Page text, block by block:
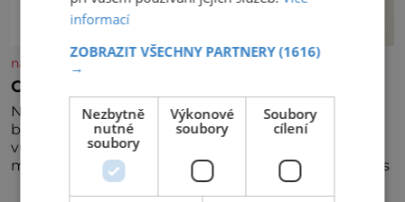
nasehvezdy.cz
Osamělá herečka Syslová všechno vzdala?
Nedávno se povídalo, že má Dana Syslová (80)
blízkého přítele, který je jí oporou. Ale je to ještě
vůbec pravda? V posledních dnech čím dál častěji
mluví o svém odchodu. Dohnala ji snad samota? Půs
informací
ZOBRAZIT VŠECHNY PARTNERY(1616)
→
Nezbytně
nutné
soubory
Výkonové
soubory
Soubory
cílení